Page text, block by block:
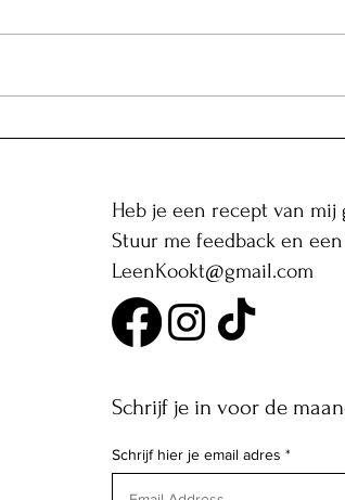
Creami
Heb je een recept van mij
Stuur me feedback en
LeenKookt@gmail.com
Schrijf je in voor de
Schrijf hier je email adres